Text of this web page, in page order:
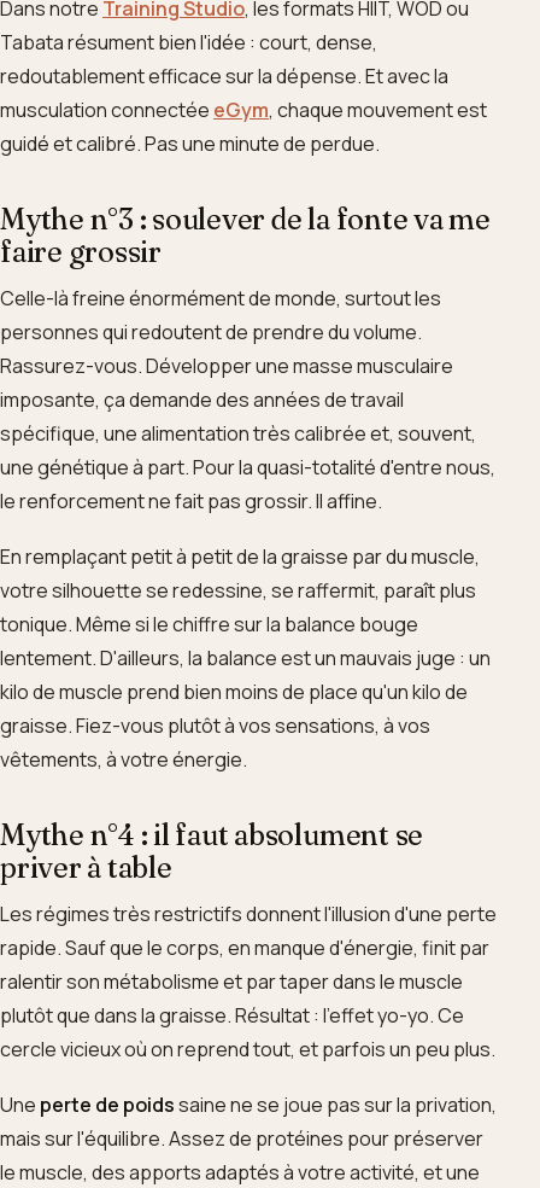
Dans notre Training Studio, les formats HIIT, WOD ou
Tabata résument bien l'idée : court, dense,
redoutablement efficace sur la dépense. Et avec la
musculation connectée eGym, chaque mouvement est
guidé et calibré. Pas une minute de perdue.
Mythe n°3 : soulever de la fonte va me
faire grossir
Celle-là freine énormément de monde, surtout les
personnes qui redoutent de prendre du volume.
Rassurez-vous. Développer une masse musculaire
imposante, ça demande des années de travail
spécifique, une alimentation très calibrée et, souvent,
une génétique à part. Pour la quasi-totalité d'entre nous,
le renforcement ne fait pas grossir. Il affine.
En remplaçant petit à petit de la graisse par du muscle,
votre silhouette se redessine, se raffermit, paraît plus
tonique. Même si le chiffre sur la balance bouge
lentement. D'ailleurs, la balance est un mauvais juge : un
kilo de muscle prend bien moins de place qu'un kilo de
graisse. Fiez-vous plutôt à vos sensations, à vos
vêtements, à votre énergie.
Mythe n°4 : il faut absolument se
priver à table
Les régimes très restrictifs donnent l'illusion d'une perte
rapide. Sauf que le corps, en manque d'énergie, finit par
ralentir son métabolisme et par taper dans le muscle
plutôt que dans la graisse. Résultat : l'effet yo-yo. Ce
cercle vicieux où on reprend tout, et parfois un peu plus.
Une perte de poidssaine ne se joue pas sur la privation,
mais sur l'équilibre. Assez de protéines pour préserver
le muscle, des apports adaptés à votre activité, et une